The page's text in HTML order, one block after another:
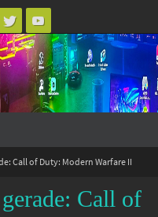
Call of Duty: Modern Warfare II
Call of